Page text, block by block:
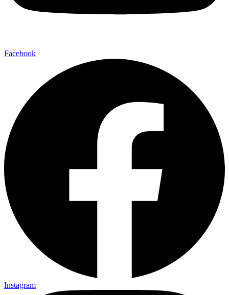
Facebook
Instagram